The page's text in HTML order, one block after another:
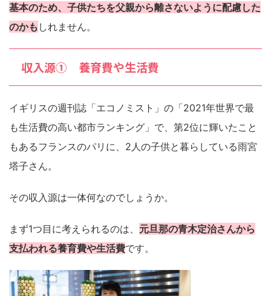
基本のため、子供たちを父親から離さないように配慮した
のかも しれません。
収入源① 養育費や生活費
イギリスの週刊誌「エコノミスト」の「2021年世界で最
も生活費の高い都市ランキング」で、第2位に輝いたこと
もあるフランスのパリに、2人の子供と暮らしている雨宮
塔子さん。
その収入源は一体何なのでしょうか。
まず1つ目に考えられるのは、 元旦那の青木定治さんから
支払われる養育費や生活費です。